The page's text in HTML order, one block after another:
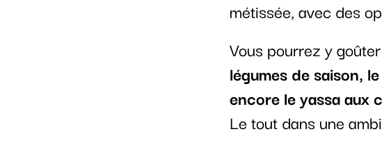
métissée, avec des
Vous pourrez y
légumes de saison,
encore le yassa aux
Le tout dans une